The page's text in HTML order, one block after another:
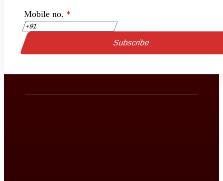
Mobile no. *